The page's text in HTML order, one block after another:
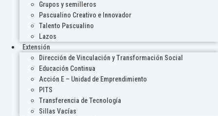
Grupos y semilleros
Pascualino Creativo e Innovador
Talento Pascualino
Lazos
Extensión
Dirección de Vinculación y Transformación Social
Educación Continua
Acción E – Unidad de Emprendimiento
PITS
Transferencia de Tecnología
Sillas Vacías